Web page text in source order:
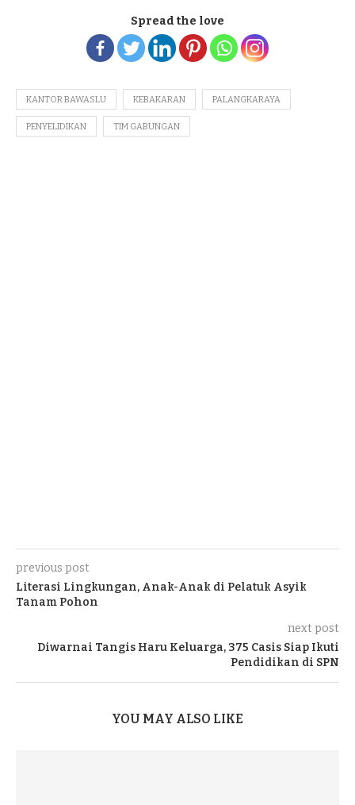
Spread the love
KANTOR BAWASLU KEBAKARAN PALANGKARAYA
PENYELIDIKAN TIM GABUNGAN
previous post
Literasi Lingkungan, Anak-Anak di Pelatuk Asyik
Tanam Pohon
next post
Diwarnai Tangis Haru Keluarga, 375 Casis Siap Ikuti
Pendidikan di SPN
YOU MAY ALSO LIKE